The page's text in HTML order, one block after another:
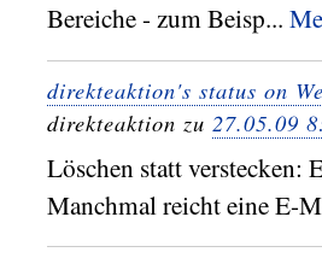
Bereiche - zum Beisp...
direkteaktion's status on
direkteaktion zu 27.05.09
Löschen statt
Manchmal reicht eine E-